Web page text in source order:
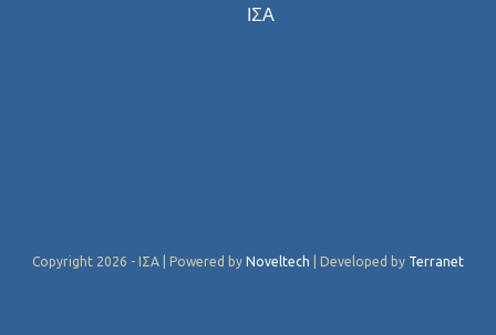
ΙΣΑ
Copyright 2026 - ΙΣΑ | Powered by Noveltech | Developed by Terranet